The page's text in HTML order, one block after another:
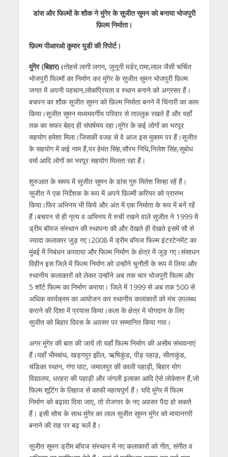
h
at
s
A
p
p
ac
e
b
o
o
k
w
itt
er
el
e
gr
a
m
e
ss
g
er
n
k
n
m
ai
h
ar
डांस और फिल्मों के शौक ने मुंगेर के सुजीत सुमन को बनाया भोजपुरी
फ़िल्म निर्माता।
फ़िल्म पीआरओ कुमार युडी की रिपोर्ट।
मुंगेर (बिहार)।तोहसे लागी लगन, जुनूनी मर्डर,रामा,लाल जैसी चर्चित
भोजपुरी फिल्मों का निर्माण कर मुंगेर के सुजीत सुमन भोजपुरी फ़िल्म
जगत में अपनी पहचान,लोकप्रियता व स्थान बनाने को अग्रसर हैं।
बचपन का शौक सुजीत सुमन को फ़िल्म निर्माता बनने में चिंगारी का काम
किया।सुजीत सुमन मध्यमवर्गीय परिवार से ताल्लुक रखते हैं और यहाँ
तक का सफर बेहद ही संघर्षमय रहा।मुंगेर के कई लोगों का भरपूर
सहयोग हमेशा मिला।जिसकी वजह से वे आज इस मुकाम पर हैं।सुजीत
के सहयोग में कई नाम हैं,पर हेमंत सिंह,सौरभ निधि,निलेश सिंह,सुबोध
वर्मा आदि लोगों का भरपूर सहयोग मिलता रहा हैं।
शुरुआत के समय में सुजीत सुमन के डांस गुरु मितेश सिन्हा रहें हैं।
सुजीत ने एक निर्देशक के रूप में अपने फ़िल्मी करियर को प्रारम्भ
किया।फिर अभिनय भी किये और अंत में एक निर्माता के रूप में बनें रहें
हैं।बचपन से ही नृत्य व अभिनय में रुची रखने वाले सुजीत ने 1999 में
ड्रीम बॉयज संस्थान की स्थापना की और देखते ही देखते इसमें सौ से
ज्यादा कलाकार जुड़ गए।2008 में ड्रीम बॉयज फिल्म इंटरटेनमेंट का
मुंबई में निबंधन करवाया और फिल्म निर्माण के क्षेत्र में जुड़ गए।संसाधन
विहीन इस जिले में फिल्म निर्माण को उन्होंने चुनौती के रूप में लिया और
स्थानीय कलाकारों को लेकर उन्होंने अब तक चार भोजपुरी फिल्म और
5 शॉर्ट फिल्म का निर्माण कराया। जिले में 1999 से अब तक 500 से
अधिक कार्यक्रम का आयोजन कर स्थानीय कलाकारों को मंच उपलब्ध
कराने की दिशा में प्रयास किया।कला के क्षेत्र में योगदान के लिए
सुजीत को बिहार दिवस के अवसर पर सम्मानित किया गया।
अगर मुंगेर की बात की जायें तो यहाँ फिल्म निर्माण की असीम संभावनाएं
हैं।यहाँ भीमबांध, खड़गपुर झील, ऋषिकुंड, पीड़ पहाड़, सीताकुंड,
चंडिका स्थान, गंगा घाट, जमालपुर की काली पहाड़ी, बिहार योग
विद्यालय, धरहरा की पहाड़ी और जंगली इलाका आदि ऐसे लोकेशन हैं,जो
फिल्म शूटिंग के लिहाज से काफी महत्वपूर्ण हैं। यदि मुंगेर में फिल्म
निर्माण को बढ़ावा दिया जाए, तो रोजगार के नए अवसर पैदा हो सकते
हैं। इसी सोच के साथ मुंगेर का लाल सुजीत सुमन मुंगेर को मायानगरी
बनाने की राह पर बढ़ चलें है।
सुजीत सुमन ड्रीम बॉयज संस्थान में नए कलाकारों को गीत, संगीत व